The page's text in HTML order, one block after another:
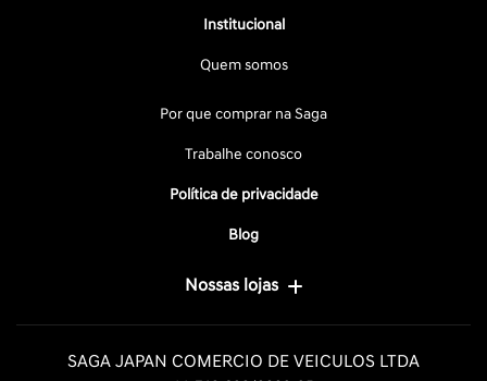
Institucional
Quem somos
Por que comprar na Saga
Trabalhe conosco
Política de privacidade
Blog
Nossas lojas
SAGA JAPAN COMERCIO DE VEICULOS LTDA